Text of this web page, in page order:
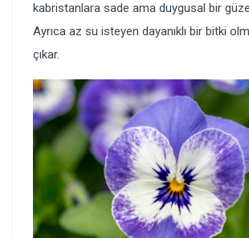
kabristanlara sade ama duygusal bir
Ayrıca az su isteyen dayanıklı bir bitki
çıkar.